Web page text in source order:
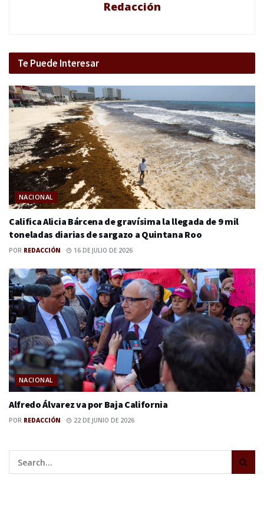
Redacción
Te Puede Interesar
NACIONAL
Califica Alicia Bárcena de gravísima la llegada de 9 mil
toneladas diarias de sargazo a Quintana Roo
POR REDACCIÓN 16 DE JULIO DE 2026
NACIONAL
Alfredo Álvarez va por Baja California
POR REDACCIÓN 22 DE JUNIO DE 2026